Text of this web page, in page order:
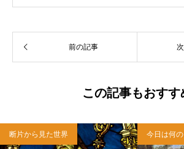
う宗教法人専門の行政書
「上馬キリスト教会（
を行う「まじめ担当」。
西洋哲学超入門〜』（日本
イヤモンド社）、『世界一
『世界一ゆるい聖書教室』
前の記事
この記事もおすす
断片から見た世界 今日は何の